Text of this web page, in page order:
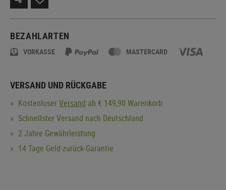
BEZAHLARTEN
VORKASSE MASTERCARD
VERSAND UND RÜCKGABE
KostenloserVersand ab € 149,90 Warenkorb
Schnellster Versand nach Deutschland
2 Jahre Gewährleistung
14 Tage Geld-zurück-Garantie